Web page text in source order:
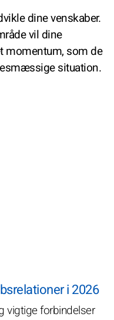
dine venskaber.
vil dine
momentum, som de
situation.
i 2026
vigtige forbindelser